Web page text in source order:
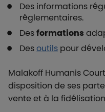
Des informations
réglementaires.
Desformations
Desoutils pour
Malakoff Humanis
disposition de ses
vente et à la